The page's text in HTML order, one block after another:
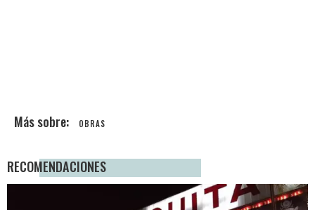
OBRAS
RECOMENDACIONES